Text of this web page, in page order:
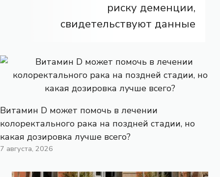
риску деменции,
свидетельствуют данные
Витамин D может помочь в лечении
колоректального рака на поздней стадии, но
какая дозировка лучше всего?
7 августа, 2026